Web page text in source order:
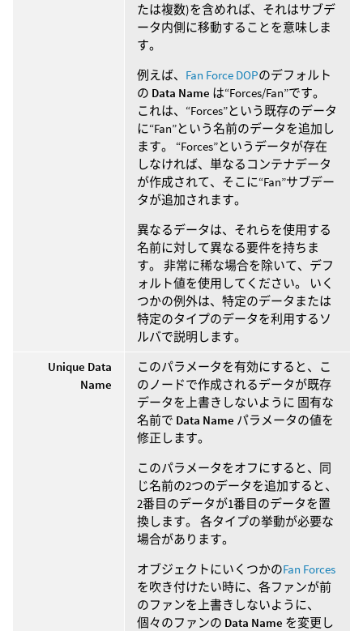
たは複数)を含めれば、それはサブデ
ータ内側に移動することを意味しま
す。
例えば、 Fan Force DOPのデフォルト
の Data Name は“Forces/Fan”です。
これは、“Forces”という既存のデータ
に“Fan”という名前のデータを追加し
ます。 “Forces”というデータが存在
しなければ、単なるコンテナデータ
が作成されて、そこに“Fan”サブデー
タが追加されます。
異なるデータは、それらを使用する
名前に対して異なる要件を持ちま
す。 非常に稀な場合を除いて、デフ
ォルト値を使用してください。 いく
つかの例外は、特定のデータまたは
特定のタイプのデータを利用するソ
ルバで説明します。
Unique Data
Name
このパラメータを有効にすると、こ
のノードで作成されるデータが既存
データを上書きしないように 固有な
名前で Data Name パラメータの値を
修正します。
このパラメータをオフにすると、同
じ名前の2つのデータを追加すると、
2番目のデータが1番目のデータを置
換します。 各タイプの挙動が必要な
場合があります。
オブジェクトにいくつかのFan Forces
を吹き付けたい時に、各ファンが前
のファンを上書きしないように、
個々のファンの Data Name を変更し